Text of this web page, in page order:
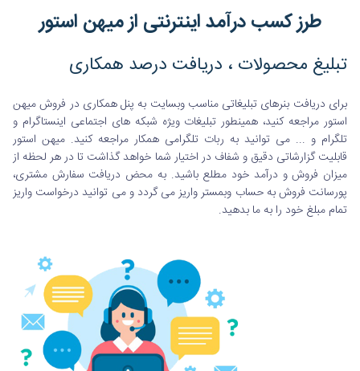
طرز کسب درآمد اینترنتی از میهن استور
تبلیغ محصولات ، دریافت درصد همکاری
برای دریافت بنرهای تبلیغاتی مناسب وبسایت به پنل همکاری در فروش میهن
استور مراجعه کنید، همینطور تبلیغات ویژه شبکه های اجتماعی اینستاگرام و
تلگرام و ... می توانید به ربات تلگرامی همکار مراجعه کنید. میهن استور
قابلیت گزارشاتی دقیق و شفاف در اختیار شما خواهد گذاشت تا در هر لحظه از
میزان فروش و درآمد خود مطلع باشید. به محض دریافت سفارش مشتری،
پورسانت فروش به حساب وبمستر واریز می گردد و می توانید درخواست واریز
تمام مبلغ خود را به ما بدهید.